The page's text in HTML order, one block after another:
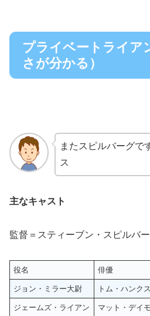
プライベートライア
さが分かる）
またスピルバーグで
ス
主なキャスト
監督＝スティーブン・スピルバ
役名 俳優
ジョン・ミラー大尉 トム・ハンクス
ジェームズ・ライアン マット・デイ